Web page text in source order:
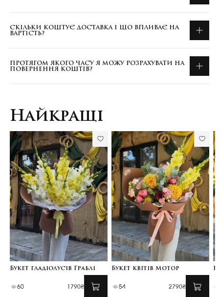
СКІЛЬКИ КОШТУЄ ДОСТАВКА І ЩО ВПЛИВАЄ НА
ВАРТІСТЬ?
ПРОТЯГОМ ЯКОГО ЧАСУ Я МОЖУ РОЗРАХУВАТИ НА
ПОВЕРНЕННЯ КОШТІВ?
Найкращі
Букет гладіолусів Граблі
60 1790₴
Букет квітів Мотор
54 2790₴